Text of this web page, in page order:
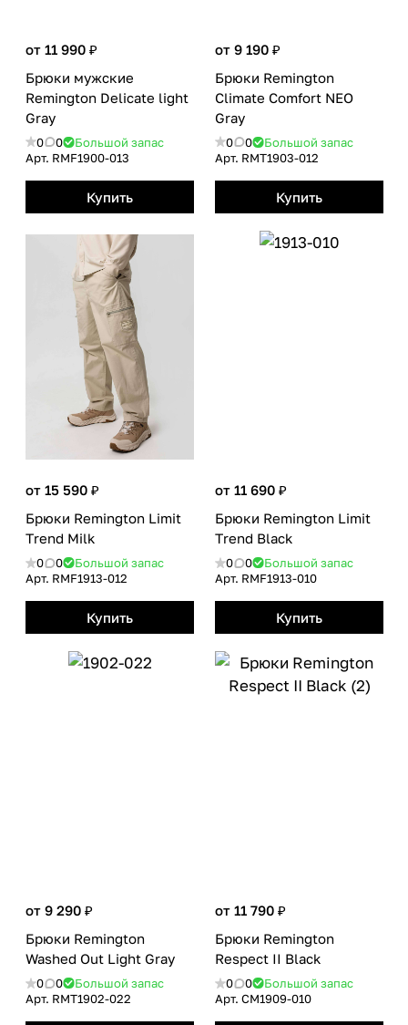
от 11 990 ₽
Брюки мужские
Remington Delicate light
Gray
0 0
Большой запас
Арт. RMF1900-013
Купить
от 9 190 ₽
Брюки Remington
Сlimate Сomfort NEO
Gray
0 0
Большой запас
Арт. RMТ1903-012
Купить
от 15 590 ₽
Брюки Remington Limit
Тrend Milk
0 0
Большой запас
Арт. RMF1913-012
Купить
от 11 690 ₽
Брюки Remington Limit
Тrend Black
0 0
Большой запас
Арт. RMF1913-010
Купить
от 9 290 ₽
Брюки Remington
Washed Out Light Gray
0 0
Большой запас
Арт. RMТ1902-022
от 11 790 ₽
Брюки Remington
Respect II Black
0 0
Большой запас
Арт. CM1909-010